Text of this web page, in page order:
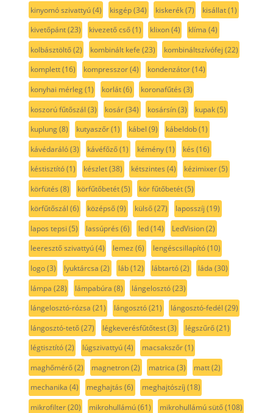
kinyomó szivattyú(4) kisgép(34) kiskerék(7) kisállat(1)
kivetőpánt(23) kivezető cső(1) klixon(4) klíma (4)
kolbásztöltő(2) kombinált kefe (23) kombináltszívófej (22)
komplett(16) kompresszor(4) kondenzátor(14)
konyhai mérleg(1) korlát(6) koronafűtés (3)
koszorú fűtőszál (3) kosár(34) kosársín(3) kupak(5)
kuplung(8) kutyaszőr(1) kábel (9) kábeldob(1)
kávédaráló(3) kávéfőző(1) kémény(1) kés (16)
késtisztító(1) készlet(38) kétszintes (4) kézimixer(5)
körfütés (8) körfűtőbetét(5) kör fűtőbetét(5)
körfűtőszál (6) középső(9) külső(27) laposszíj (19)
lapos tepsi (5) lassúprés (6) led(14) LedVision(2)
leeresztő szivattyú(4) lemez (6) lengéscsillapító(10)
logo(3) lyuktárcsa (2) láb(12) lábtartó(2) láda (30)
lámpa (28) lámpabúra (8) lángelosztó(23)
lángelosztó-rózsa (21) lángosztó(21) lángosztó-fedél (29)
lángosztó-tető(27) légkeverésfűtőtest(3) légszűrő(21)
légtisztító(2) lúgszivattyú(4) macsakszőr(1)
maghőmérő(2) magnetron(2) matrica (3) matt(2)
mechanika (4) meghajtás (6) meghajtószíj (18)
mikrofilter(20) mikrohullámú(61) mikrohullámú sütő(108)